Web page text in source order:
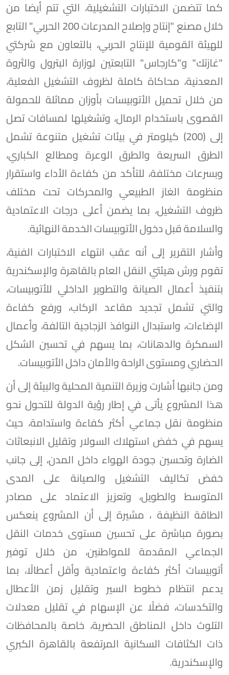
كما تتضمن الاختبارات التشغيلية، التي تتم أيضا من
خلال مصنع "إنتاج وإصلاح المدرعات 200 الحربي" التابع
للهيئة القومية للإنتاج الحربي، بالتعاون مع شركتي
"غازتك" و"كارجاس" التابعتين لوزارة البترول والثروة
المعدنية، محاكاة كاملة لظروف التشغيل الفعلية،
من خلال تحميل الأتوبيسات بأوزان مماثلة للحمولة
القصوى باستخدام الرمال، وتشغيلها لمسافات تصل
إلى (200) كيلومتر في بيئات تشغيل متنوعة تشمل
الطرق السريعة والطرق الوعرة ومطالع الكباري،
وبسرعات مختلفة، للتأكد من كفاءة الأداء واستقرار
منظومة الغاز الطبيعي والمحركات تحت مختلف
ظروف التشغيل، بما يضمن أعلى درجات الاعتمادية
والسلامة قبل دخول الأتوبيسات الخدمة النهائية.
وأشار التقرير إلى أنه عقب انتهاء الاختبارات الفنية،
تقوم ورش هيئتي النقل العام بالقاهرة والإسكندرية
بتنفيذ أعمال الصيانة والتطوير الداخلي للأتوبيسات،
والتي تشمل تجديد مقاعد الركاب، ورفع كفاءة
الإضاءات، واستبدال النوافذ الزجاجية التالفة، وأعمال
السمكرة والدهانات، بما يسهم في تحسين الشكل
الحضاري ومستوى الراحة والأمان داخل الأتوبيسات.
ومن جانبها أشارت وزيرة التنمية المحلية والبيئة إلى أن
هذا المشروع يأتى في إطار رؤية الدولة للتحول نحو
منظومة نقل جماعي أكثر كفاءة واستدامة، حيث
يسهم في خفض استهلاك السولار وتقليل الانبعاثات
الضارة وتحسين جودة الهواء داخل المدن، إلى جانب
خفض تكاليف التشغيل والصيانة على المدى
المتوسط والطويل، وتعزيز الاعتماد على مصادر
الطاقة النظيفة ، مشيرة إلى أن المشروع ينعكس
بصورة مباشرة على تحسين مستوى خدمات النقل
الجماعي المقدمة للمواطنين، من خلال توفير
أتوبيسات أكثر كفاءة واعتمادية وأقل أعطالًا، بما
يدعم انتظام خطوط السير وتقليل زمن الأعطال
والتكدسات، فضلًا عن الإسهام في تقليل معدلات
التلوث داخل المناطق الحضرية، خاصة بالمحافظات
ذات الكثافات السكانية المرتفعة بالقاهرة الكبري
والإسكندرية.